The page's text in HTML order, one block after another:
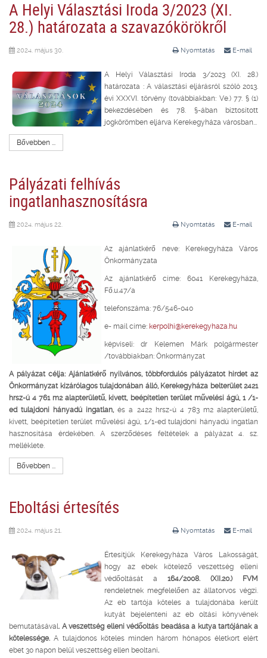
A Helyi Választási Iroda 3/2023 (XI.
28.) határozata a szavazókörökről
Nyomtatás E-mail
2024. május 30.
A Helyi Választási Iroda 3/2023 (XI. 28.)
határozata : A választási eljárásról szóló 2013.
évi XXXVI. törvény (továbbiakban: Ve.) 77. § (1)
bekezdésében és 78. §-ában biztosított
jogkörömben eljárva Kerekegyháza városban...
Bővebben ...
Pályázati felhívás
ingatlanhasznosításra
Nyomtatás E-mail
2024. május 22.
Az ajánlatkérő neve: Kerekegyháza Város
Önkormányzata
Az ajánlatkérő címe: 6041 Kerekegyháza,
Fő.u.47/a
telefonszáma: 76/546-040
e- mail címe: kerpolhi@kerekegyhaza.hu
képviseli: dr Kelemen Márk polgármester
/továbbiakban: Önkormányzat
A pályázat célja: Ajánlatkérő nyilvános, többfordulós pályázatot hirdet az
Önkormányzat kizárólagos tulajdonában álló, Kerekegyháza belterület 2421
hrsz-ú 4 761 m2 alapterületű, kivett, beépítetlen terület művelési ágú, 1 /1-
ed tulajdoni hányadú ingatlan,és a 2422 hrsz-ú 4 783 m2 alapterületű,
kivett, beépítetlen terület művelési ágú, 1/1-ed tulajdoni hányadú ingatlan
hasznosítása érdekében. A szerződéses feltételek a pályázat 4. sz.
melléklete.
Bővebben ...
Eboltási értesítés
Nyomtatás E-mail
2024. május 21.
Értesítjük Kerekegyháza Város Lakosságát,
hogy az ebek kötelező veszettség elleni
védőoltását a 164/2008. (XII.20.) FVM
rendeletnek megfelelően az állatorvos végzi.
Az eb tartója köteles a tulajdonába került
kutyát bejelenteni az eb oltási könyvének
bemutatásával. A veszettség elleni védőoltás beadása a kutya tartójának a
kötelessége. A tulajdonos köteles minden három hónapos életkort elért
ebet 30 napon belül veszettség ellen beoltani.